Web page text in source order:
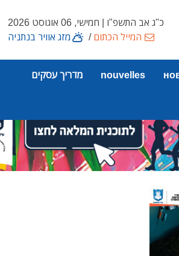
כ"ג אב התשפ"ו | חמישי, 06 אוגוסט 2026
המייל הכתום/ מזג אוויר בנתניה
nouvelles מדריך עסקים